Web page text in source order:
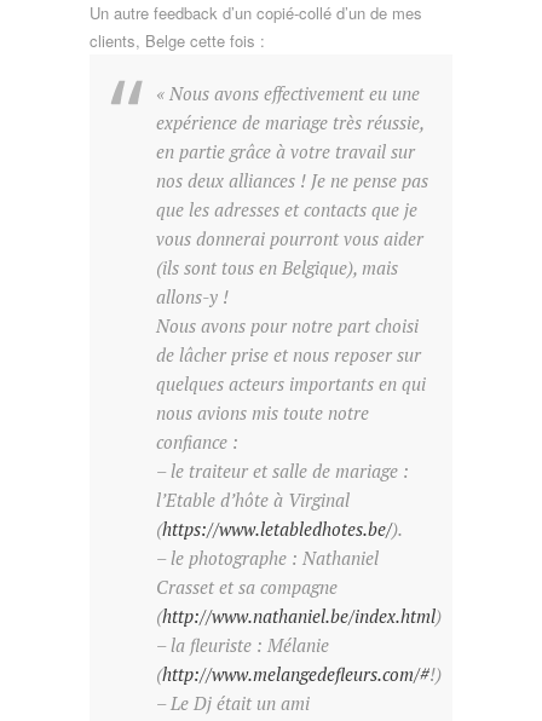
Un autre feedback d’un copié-collé d’un de mes
clients, Belge cette fois :
« Nous avons effectivement eu une
expérience de mariage très réussie,
en partie grâce à votre travail sur
nos deux alliances ! Je ne pense pas
que les adresses et contacts que je
vous donnerai pourront vous aider
(ils sont tous en Belgique), mais
allons-y !
Nous avons pour notre part choisi
de lâcher prise et nous reposer sur
quelques acteurs importants en qui
nous avions mis toute notre
confiance :
– le traiteur et salle de mariage :
l’Etable d’hôte à Virginal
(https://www.letabledhotes.be/).
– le photographe : Nathaniel
Crasset et sa compagne
(http://www.nathaniel.be/index.html)
– la fleuriste : Mélanie
(http://www.melangedefleurs.com/#!)
– Le Dj était un ami